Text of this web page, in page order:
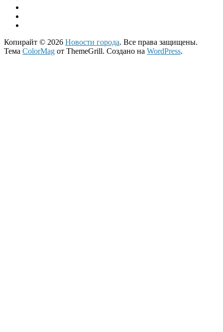
Копирайт © 2026 Новости города. Все права защищены.
Тема ColorMag от ThemeGrill. Создано на WordPress.